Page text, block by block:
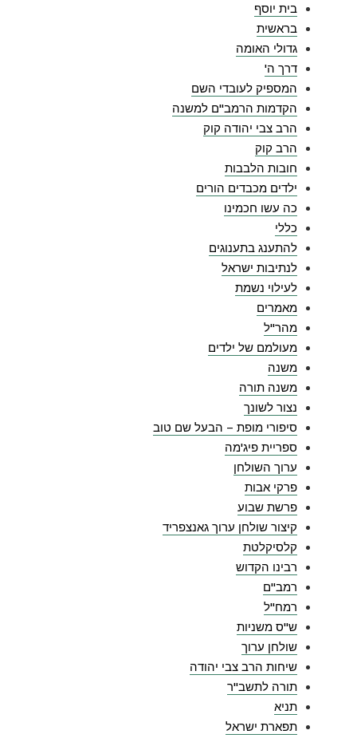
בית יוסף
בראשית
גדולי האומה
דרך ה'
המספיק לעובדי השם
הקדמות הרמב"ם למשנה
הרב צבי יהודה קוק
הרב קוק
חובות הלבבות
ילדים מכבדים הורים
כה עשו חכמינו
כללי
להתענג בתענוגים
לנתיבות ישראל
לעילוי נשמת
מאמרים
מהר"ל
מעולמם של ילדים
משנה
משנה תורה
נצור לשונך
סיפורי מופת – הבעל שם טוב
ספריית פיג'מה
ערוך השולחן
פרקי אבות
פרשת שבוע
קיצור שולחן ערוך גאנצפריד
קלסיקלטת
רבינו הקדוש
רמב"ם
רמח"ל
ש"ס משניות
שולחן ערוך
שיחות הרב צבי יהודה
תורה לתשב"ר
תניא
תפארת ישראל